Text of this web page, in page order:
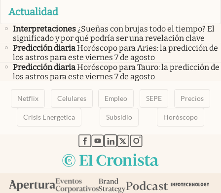
Actualidad
Interpretaciones¿Sueñas con brujas todo el tiempo? El
significado y por qué podría ser una revelación clave
Predicción diariaHoróscopo para Aries: la predicción de
los astros para este viernes 7 de agosto
Predicción diariaHoróscopo para Tauro: la predicción de
los astros para este viernes 7 de agosto
Netflix Celulares Empleo SEPE Precios
Crisis Energetica Subsidio Horóscopo
abre en nueva pestaña
abre en nueva pestaña
abre en nueva pestaña
abre en nueva pestaña
abre en nueva pestaña